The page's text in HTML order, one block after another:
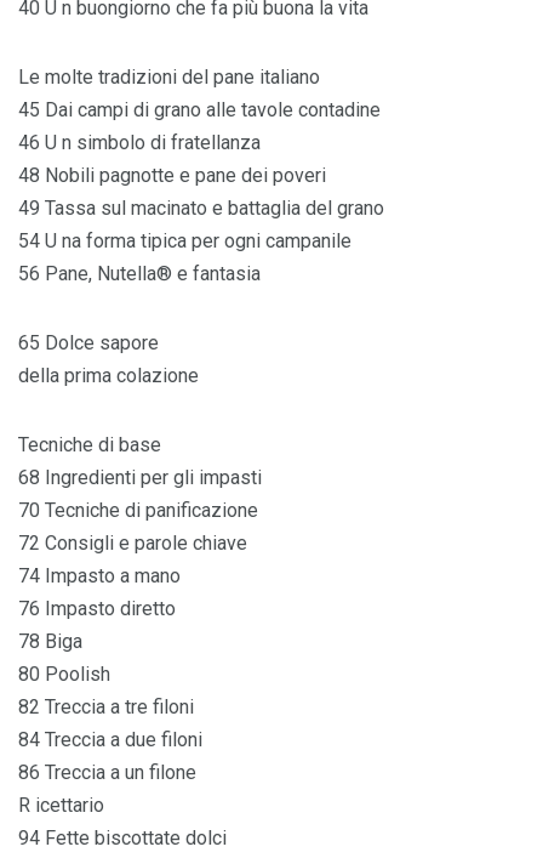
40 U n buongiorno che fa più buona la vita
Le molte tradizioni del pane italiano
45 Dai campi di grano alle tavole contadine
46 U n simbolo di fratellanza
48 Nobili pagnotte e pane dei poveri
49 Tassa sul macinato e battaglia del grano
54 U na forma tipica per ogni campanile
56 Pane, Nutella® e fantasia
65 Dolce sapore
della prima colazione
Tecniche di base
68 Ingredienti per gli impasti
70 Tecniche di panificazione
72 Consigli e parole chiave
74 Impasto a mano
76 Impasto diretto
78 Biga
80 Poolish
82 Treccia a tre filoni
84 Treccia a due filoni
86 Treccia a un filone
R icettario
94 Fette biscottate dolci